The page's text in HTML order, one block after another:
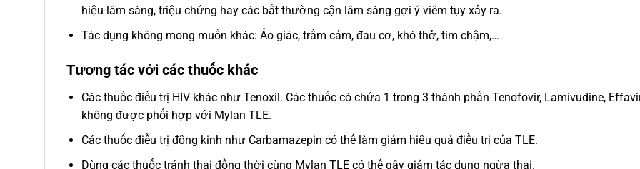
hiệu lâm sàng, triệu chứng hay các bất thường cận lâm sàng gợi ý viêm tụy xảy ra.
Tác dụng không mong muốn khác: Ảo giác, trầm cảm, đau cơ, khó thở, tim chậm,…
Tương tác với các thuốc khác
Các thuốc điều trị HIV khác như Tenoxil. Các thuốc có chứa 1 trong 3 thành phần Tenofovir, Lamivudine,
không được phối hợp với Mylan TLE.
Các thuốc điều trị động kinh như Carbamazepin có thể làm giảm hiệu quả điều trị của TLE.
Dùng các thuốc tránh thai đồng thời cùng Mylan TLE có thể gây giảm tác dụng ngừa thai.